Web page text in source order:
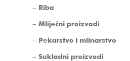
Riba
Mliječni proizvodi
Pekarstvo i mlinarstvo
Sukladni proizvodi